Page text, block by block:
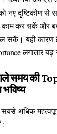
नए दृष्टिकोण
कर सकें और
सकें। यही
लगातार बढ़
समय की
सबसे अधिक
: